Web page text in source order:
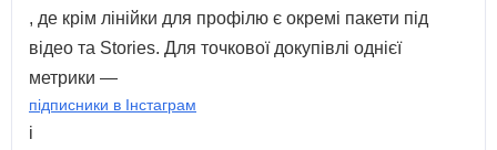
, де крім лінійки для профілю є окремі пакети під
відео та Stories. Для точкової докупівлі однієї
метрики —
підписники в Інстаграм
і